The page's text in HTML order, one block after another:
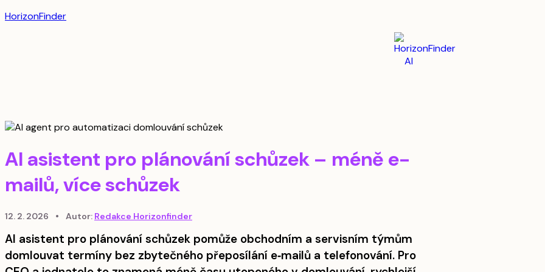
HorizonFinder
AI asistent pro plánování schůzek – méně e-
mailů, více schůzek
12. 2. 2026 • Autor: Redakce Horizonfinder
AI asistent pro plánování schůzek pomůže obchodním a servisním týmům
domlouvat termíny bez zbytečného přeposílání e‑mailů a telefonování. Pro